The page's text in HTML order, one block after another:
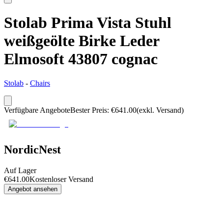
Stolab Prima Vista Stuhl
weißgeölte Birke Leder
Elmosoft 43807 cognac
Stolab - Chairs
Verfügbare AngeboteBester Preis: €641.00(exkl. Versand)
NordicNest
Auf Lager
€641.00Kostenloser Versand
Angebot ansehen